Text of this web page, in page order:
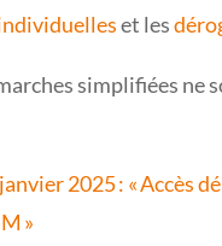
et les
simplifiées
2025 : « Accès
»